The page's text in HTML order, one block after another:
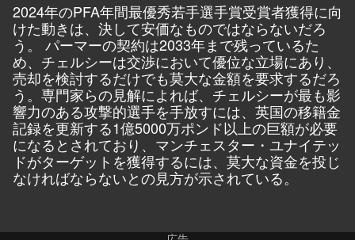
2024年のPFA年間最優秀若手選手賞受賞者獲得に向
けた動きは、決して安価なものではならないだろ
う。 パーマーの契約は2033年まで残っているた
め、チェルシーは交渉において優位な立場にあり、
売却を検討するだけでも莫大な金額を要求するだろ
う。専門家らの見解によれば、 チェルシーが最も影
響力のある攻撃的選手を手放すには、 英国の移籍金
記録を更新する1億5000万ポンド以上の巨額が必要
になるとされており、マンチェスター・ユナイテッ
ドがターゲットを獲得するには、莫大な資金を投じ
なければならないとの見方が示されている。